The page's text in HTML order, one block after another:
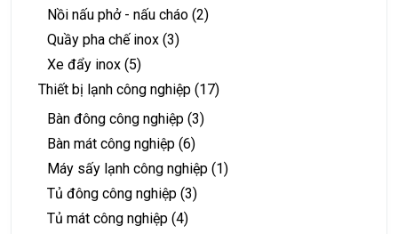
Nồi nấu phở - nấu cháo (2)
Quầy pha chế inox (3)
Xe đẩy inox (5)
Thiết bị lạnh công nghiệp (17)
Bàn đông công nghiệp (3)
Bàn mát công nghiệp (6)
Máy sấy lạnh công nghiệp (1)
Tủ đông công nghiệp (3)
Tủ mát công nghiệp (4)